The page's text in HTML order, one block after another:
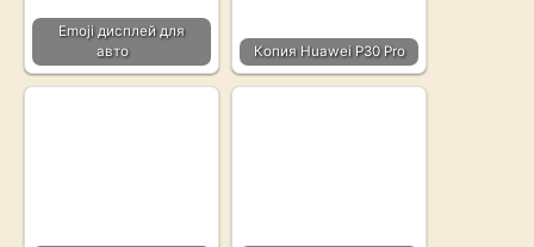
Emoji дисплей для
авто
Копия Huawei P30 Pro